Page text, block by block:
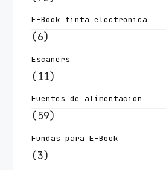
E-Book tinta electronica
(6)
Escaners
(11)
Fuentes de alimentacion
(59)
Fundas para E-Book
(3)